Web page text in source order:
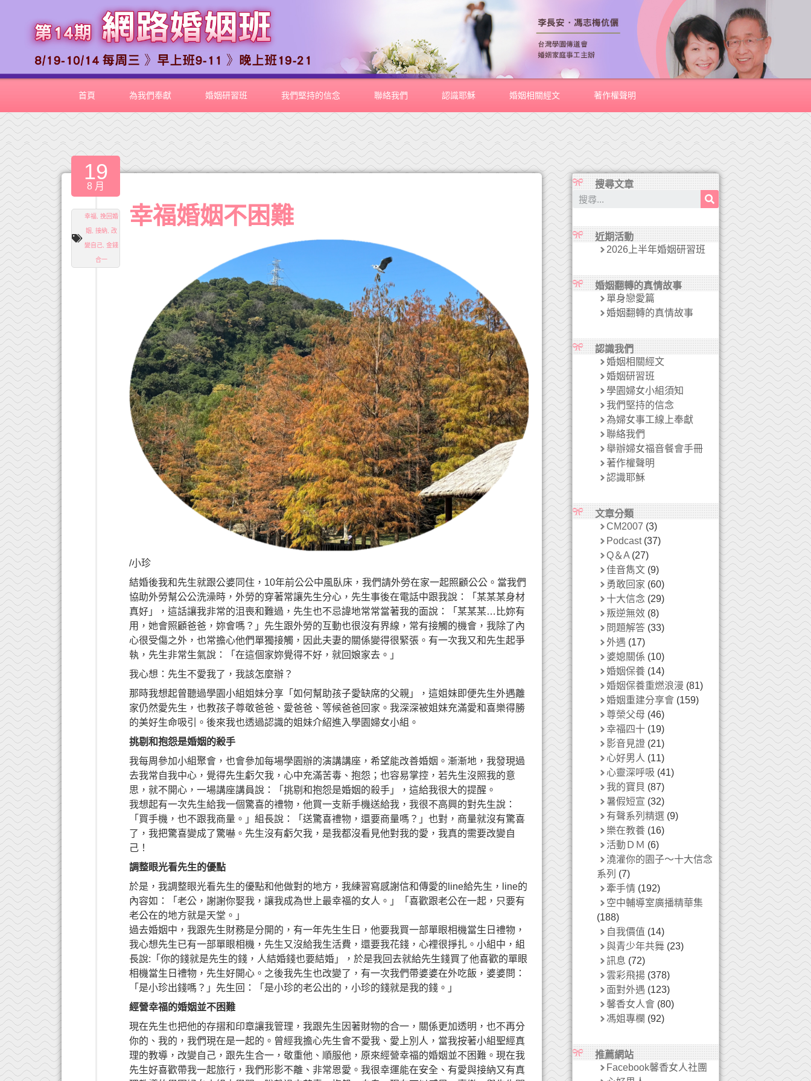
首頁 為我們奉獻 婚姻研習班 我們堅持的信念 聯絡我們 認識耶穌 婚姻相關經文 著作權聲明
19
8 月
幸福 ,挽回婚
姻 ,接納 改
變自己 ,金錢
合一
幸福婚姻不困難
/小珍
結婚後我和先生就跟公婆同住，10年前公公中風臥床，我們請外勞在家一起照顧公公。當我們
協助外勞幫公公洗澡時，外勞的穿著常讓先生分心，先生事後在電話中跟我說：「某某某身材
真好」，這話讓我非常的沮喪和難過，先生也不忌諱地常常當著我的面說：「某某某…比妳有
用，她會照顧爸爸，妳會嗎？」先生跟外勞的互動也很沒有界線，常有接觸的機會，我除了內
心很受傷之外，也常擔心他們單獨接觸，因此夫妻的關係變得很緊張。有一次我又和先生起爭
執，先生非常生氣說：「在這個家妳覺得不好，就回娘家去。」
我心想：先生不愛我了，我該怎麼辦？
那時我想起曾聽過學園小組姐妹分享「如何幫助孩子愛缺席的父親」，這姐妹即便先生外遇離
家仍然愛先生，也教孩子尊敬爸爸、愛爸爸、等候爸爸回家。我深深被姐妹充滿愛和喜樂得勝
的美好生命吸引。後來我也透過認識的姐妹介紹進入學園婦女小組。
挑剔和抱怨是婚姻的殺手
我每周參加小組聚會，也會參加每場學園辦的演講講座，希望能改善婚姻。漸漸地，我發現過
去我常自我中心，覺得先生虧欠我，心中充滿苦毒、抱怨；也容易掌控，若先生沒照我的意
思，就不開心，一場講座講員說：「挑剔和抱怨是婚姻的殺手」，這給我很大的提醒。
我想起有一次先生給我一個驚喜的禮物，他買一支新手機送給我，我很不高興的對先生說：
「買手機，也不跟我商量。」組長說：「送驚喜禮物，還要商量嗎？」也對，商量就沒有驚喜
了，我把驚喜變成了驚嚇。先生沒有虧欠我，是我都沒看見他對我的愛，我真的需要改變自
己！
調整眼光看先生的優點
於是，我調整眼光看先生的優點和他做對的地方，我練習寫感謝信和傳愛的line給先生，line的
內容如：「老公，謝謝你娶我，讓我成為世上最幸福的女人。」「喜歡跟老公在一起，只要有
老公在的地方就是天堂。」
過去婚姻中，我跟先生財務是分開的，有一年先生生日，他要我買一部單眼相機當生日禮物，
我心想先生已有一部單眼相機，先生又沒給我生活費，還要我花錢，心裡很掙扎。小組中，組
長說:「你的錢就是先生的錢，人結婚錢也要結婚」，於是我回去就給先生錢買了他喜歡的單眼
相機當生日禮物，先生好開心。之後我先生也改變了，有一次我們帶婆婆在外吃飯，婆婆問：
「是小珍出錢嗎？」先生回：「是小珍的老公出的，小珍的錢就是我的錢。」
經營幸福的婚姻並不困難
現在先生也把他的存摺和印章讓我管理，我跟先生因著財物的合一，關係更加透明，也不再分
你的、我的，我們現在是一起的。曾經我擔心先生會不愛我、愛上別人，當我按著小組聖經真
理的教導，改變自己，跟先生合一，敬重他、順服他，原來經營幸福的婚姻並不困難。現在我
先生好喜歡帶我一起旅行，我們形影不離、非常恩愛。我很幸運能在安全、有愛與接納又有真
搜尋文章
近期活動
2026上半年婚姻研習班
婚姻翻轉的真情故事
單身戀愛篇
婚姻翻轉的真情故事
認識我們
婚姻相關經文
婚姻研習班
學園婦女小組須知
我們堅持的信念
為婦女事工線上奉獻
聯絡我們
舉辦婦女福音餐會手冊
著作權聲明
認識耶穌
文章分類
CM2007 (3)
Podcast(37)
Q＆A(27)
佳音雋文(9)
勇敢回家 (60)
十大信念 (29)
叛逆無效(8)
問題解答(33)
外遇 (17)
婆媳關係 (10)
婚姻保養(14)
婚姻保養重燃浪漫 (81)
婚姻重建分享會(159)
尊榮父母 (46)
幸福四十(19)
影音見證(21)
心好男人 (11)
心靈深呼吸 (41)
我的寶貝 (87)
暑假短宣 (32)
有聲系列精選(9)
樂在教養(16)
活動ＤＭ (6)
澆灌你的園子～十大信念
系列 (7)
牽手情(192)
空中輔導室廣播精華集
(188)
自我價值 (14)
與青少年共舞(23)
訊息 (72)
雲彩飛揚(378)
面對外遇 (123)
馨香女人會(80)
馮姐專欄 (92)
推薦網站
Facebook馨香女人社團